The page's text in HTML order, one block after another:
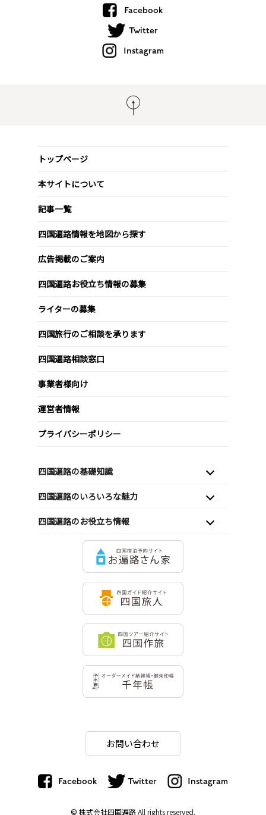
Facebook
Twitter
Instagram
トップページ
本サイトについて
記事一覧
四国遍路情報を地図から探す
広告掲載のご案内
四国遍路お役立ち情報の募集
ライターの募集
四国旅行のご相談を承ります
四国遍路相談窓口
事業者様向け
運営者情報
プライバシーポリシー
四国遍路の基礎知識
四国遍路のいろいろな魅力
四国遍路のお役立ち情報
お問い合わせ
Facebook Twitter Instagram
© 株式会社四国遍路All rights reserved.